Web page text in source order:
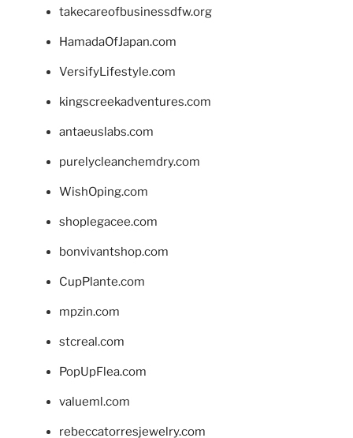
takecareofbusinessdfw.org
HamadaOfJapan.com
VersifyLifestyle.com
kingscreekadventures.com
antaeuslabs.com
purelycleanchemdry.com
WishOping.com
shoplegacee.com
bonvivantshop.com
CupPlante.com
mpzin.com
stcreal.com
PopUpFlea.com
valueml.com
rebeccatorresjewelry.com